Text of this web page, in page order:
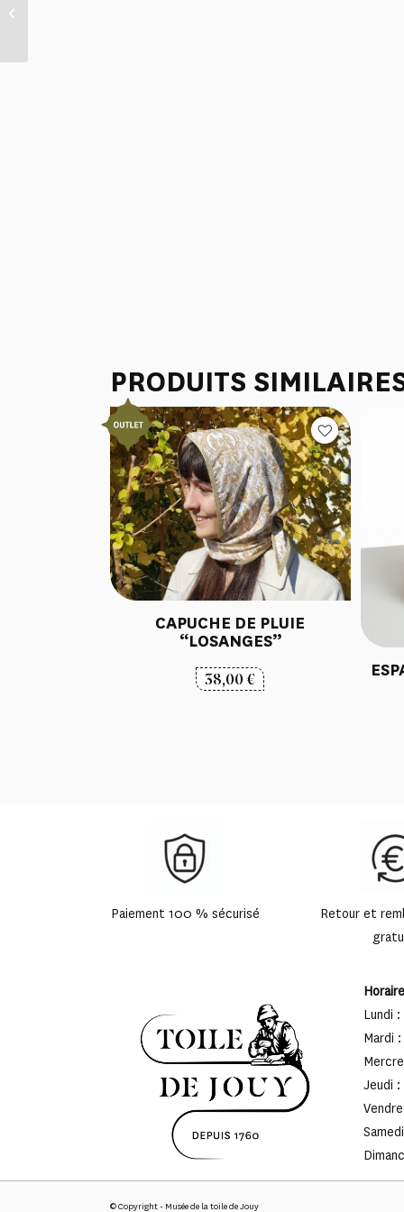
PRODUITS
CAPUCHE DE PLUIE
“LOSANGES”
38,00€
Paiement 100 % sécurisé
Retour et
Lundi
Mardi :
Jeudi :
© Copyright - Musée de la toile de Jouy